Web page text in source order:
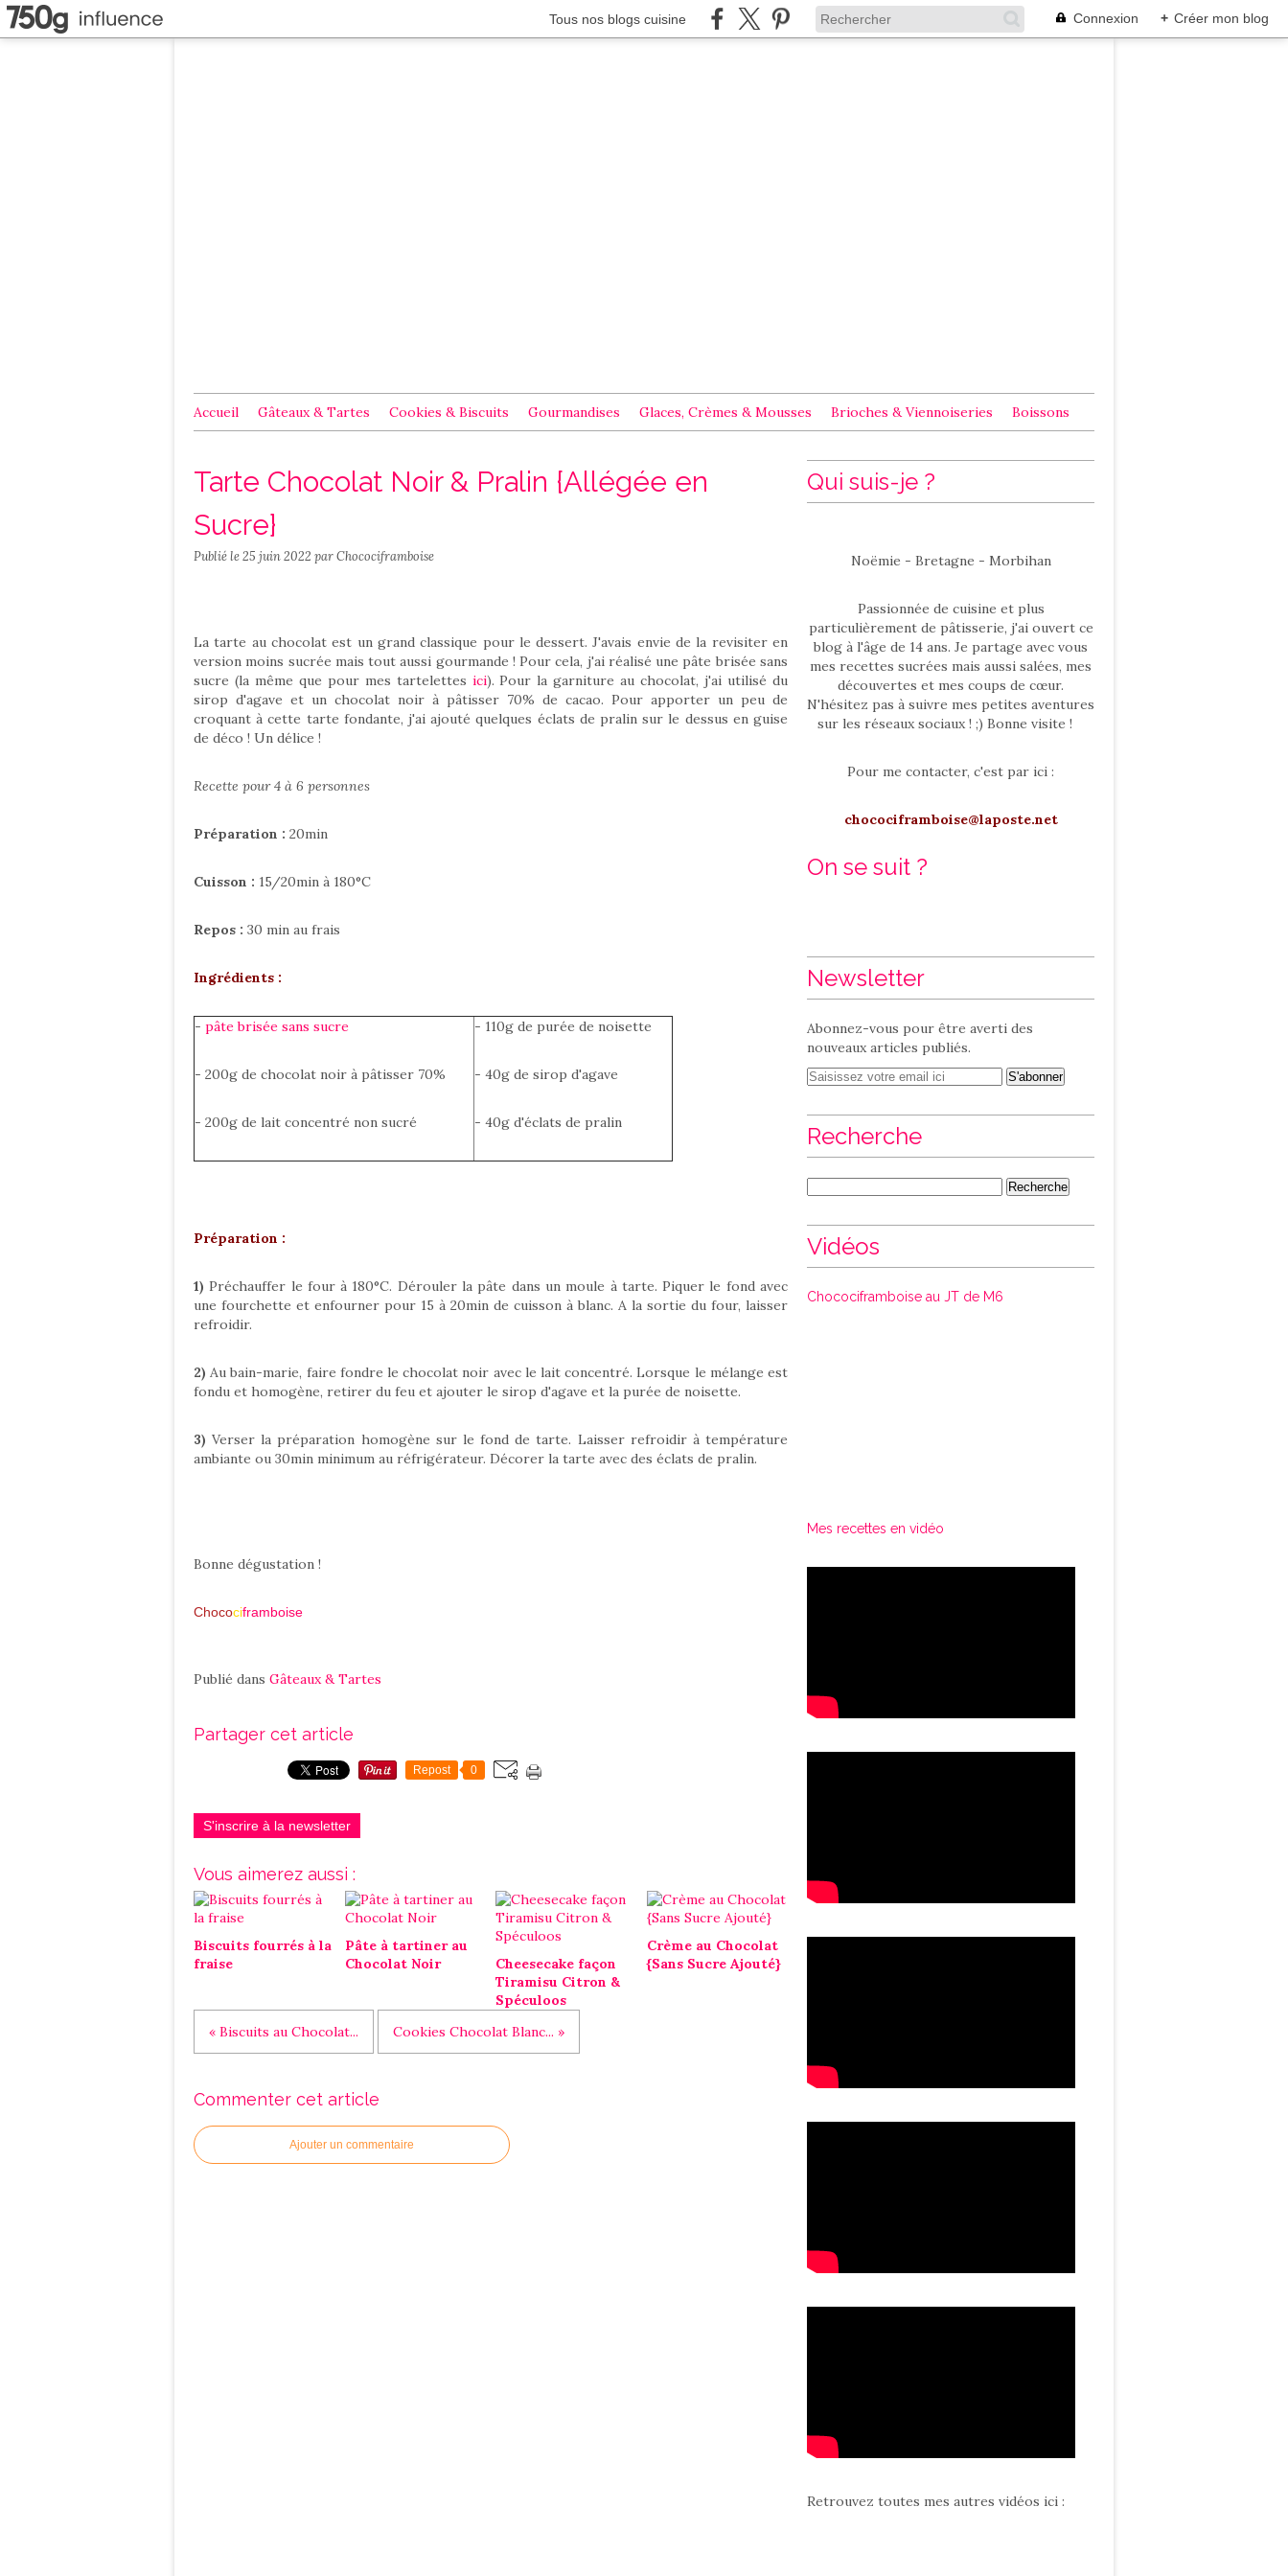
Tous nos blogs cuisine Connexion + Créer mon blog
Accueil Gâteaux & Tartes Cookies & Biscuits Gourmandises Glaces, Crèmes & Mousses Brioches & Viennoiseries Boissons
Tarte Chocolat Noir & Pralin {Allégée en
Sucre}
Publié le25 juin 2022 par Chocociframboise
La tarte au chocolat est un grand classique pour le dessert. J'avais envie de la revisiter en
version moins sucrée mais tout aussi gourmande ! Pour cela, j'ai réalisé une pâte brisée sans
sucre (la même que pour mes tartelettes ici). Pour la garniture au chocolat, j'ai utilisé du
sirop d'agave et un chocolat noir à pâtisser 70% de cacao. Pour apporter un peu de
croquant à cette tarte fondante, j'ai ajouté quelques éclats de pralin sur le dessus en guise
de déco ! Un délice !
Recette pour 4 à 6 personnes
Préparation : 20min
Cuisson : 15/20min à 180°C
Repos : 30 min au frais
Ingrédients :
- pâte brisée sans sucre
- 200g de chocolat noir à pâtisser 70%
- 200g de lait concentré non sucré
- 110g de purée de noisette
- 40g de sirop d'agave
- 40g d'éclats de pralin
Préparation :
1) Préchauffer le four à 180°C. Dérouler la pâte dans un moule à tarte. Piquer le fond avec
une fourchette et enfourner pour 15 à 20min de cuisson à blanc. A la sortie du four, laisser
refroidir.
2)Au bain-marie, faire fondre le chocolat noir avec le lait concentré. Lorsque le mélange est
fondu et homogène, retirer du feu et ajouter le sirop d'agave et la purée de noisette.
3)Verser la préparation homogène sur le fond de tarte. Laisser refroidir à température
ambiante ou 30min minimum au réfrigérateur. Décorer la tarte avec des éclats de pralin.
Bonne dégustation !
Chocociframboise
Publié dans Gâteaux & Tartes
Partager cet article
Repost 0
S'inscrire à la newsletter
Vous aimerez aussi :
Biscuits fourrés à la
fraise
Pâte à tartiner au
Chocolat Noir
Cheesecake façon
Tiramisu Citron &
Spéculoos
Crème au Chocolat
{Sans Sucre Ajouté}
« Biscuits au Chocolat... Cookies Chocolat Blanc... »
Commenter cet article
Ajouter un commentaire
Qui suis-je ?
Noëmie - Bretagne - Morbihan
Passionnée de cuisine et plus
particulièrement de pâtisserie, j'ai ouvert ce
blog à l'âge de 14 ans. Je partage avec vous
mes recettes sucrées mais aussi salées, mes
découvertes et mes coups de cœur.
N'hésitez pas à suivre mes petites aventures
sur les réseaux sociaux ! ;) Bonne visite !
Pour me contacter, c'est par ici :
chocociframboise@laposte.net
On se suit ?
Newsletter
Abonnez-vous pour être averti des
nouveaux articles publiés.
Recherche
Vidéos
Chocociframboise au JT de M6
Mes recettes en vidéo
Retrouvez toutes mes autres vidéos ici :